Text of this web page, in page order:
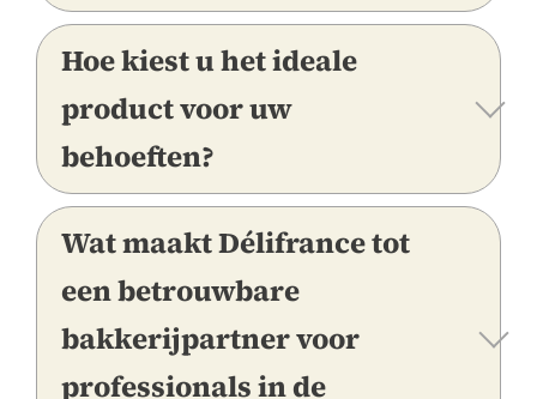
Hoe kiest u het ideale
product voor uw
behoeften?
Wat maakt Délifrance tot
een betrouwbare
bakkerijpartner voor
professionals in de